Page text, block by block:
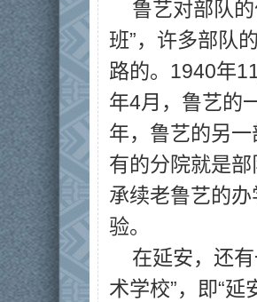
鲁艺对部队
班”，许多部队
路的。1940年
年4月，鲁艺的
年，鲁艺的另
有的分院就是
承续老鲁艺的
验。
在延安，还
术学校”，即“